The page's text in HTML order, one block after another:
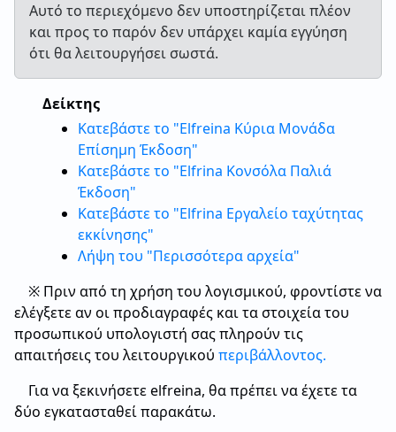
Αυτό το περιεχόμενο δεν υποστηρίζεται πλέον
και προς το παρόν δεν υπάρχει καμία εγγύηση
ότι θα λειτουργήσει σωστά.
Δείκτης
Κατεβάστε το "Elfreina Κύρια Μονάδα
Επίσημη Έκδοση"
Κατεβάστε το "Elfrina Κονσόλα Παλιά
Έκδοση"
Κατεβάστε το "Elfrina Εργαλείο ταχύτητας
εκκίνησης"
Λήψη του "Περισσότερα αρχεία"
※ Πριν από τη χρήση του λογισμικού, φροντίστε να
ελέγξετε αν οι προδιαγραφές και τα στοιχεία του
προσωπικού υπολογιστή σας πληρούν τις
απαιτήσεις του λειτουργικού περιβάλλοντος.
Για να ξεκινήσετε elfreina, θα πρέπει να έχετε τα
δύο εγκατασταθεί παρακάτω.